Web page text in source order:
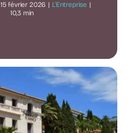
15 février 2026 | L'Entreprise |
10,3 min